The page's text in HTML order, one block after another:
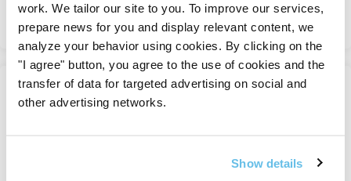
work. We tailor our site to you. To improve our services,
prepare news for you and display relevant content, we
analyze your behavior using cookies. By clicking on the
"I agree" button, you agree to the use of cookies and the
transfer of data for targeted advertising on social and
other advertising networks.
Show details
Vedere
PROMOZIONE CON CODICE
Superdent Light